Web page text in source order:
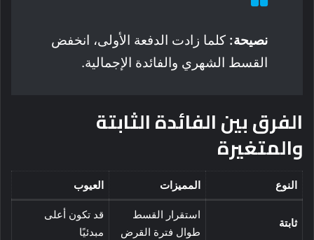
نصيحة: كلما زادت الدفعة الأولى، انخفض
القسط الشهري والفائدة الإجمالية.
الفرق بين الفائدة الثابتة
والمتغيرة
النوع المميزات العيوب
ثابتة
استقرار القسط
طوال فترة القرض
قد تكون أعلى
مبدئيًا